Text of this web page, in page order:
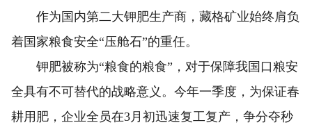
作为国内第二大钾肥生产商，藏格矿业始终肩负
着国家粮食安全“压舱石”的重任。
钾肥被称为“粮食的粮食”，对于保障我国口粮安
全具有不可替代的战略意义。今年一季度，为保证春
耕用肥，企业全员在3月初迅速复工复产，争分夺秒